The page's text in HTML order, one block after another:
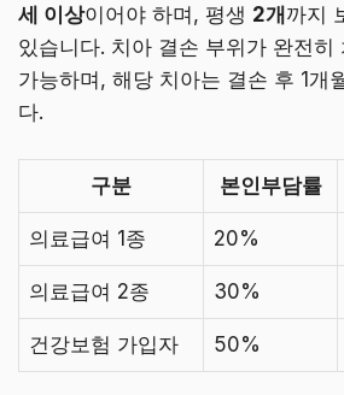
세 이상이어야 하며, 평생 2개까지
있습니다. 치아 결손 부위가 완전히
가능하며, 해당 치아는 결손 후 1개
다.
구분 본인부담률
의료급여 1종 20%
의료급여 2종 30%
건강보험 가입자 50%